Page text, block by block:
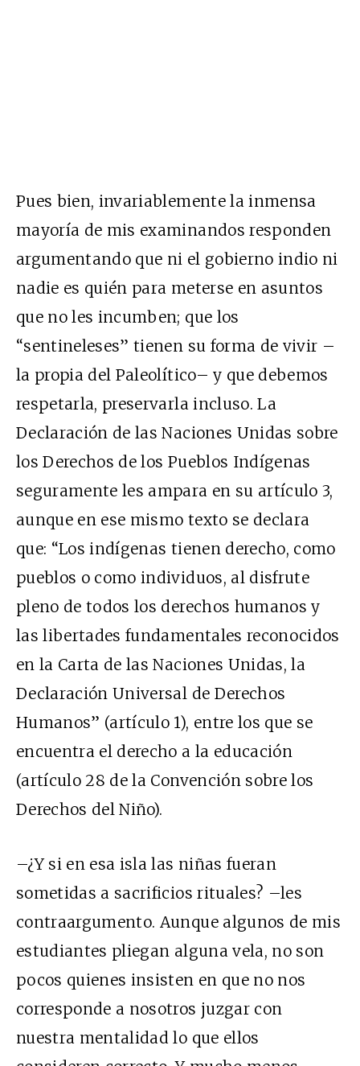
Pues bien, invariablemente la inmensa
mayoría de mis examinandos responden
argumentando que ni el gobierno indio ni
nadie es quién para meterse en asuntos
que no les incumben; que los
“sentineleses” tienen su forma de vivir –
la propia del Paleolítico– y que debemos
respetarla, preservarla incluso. La
Declaración de las Naciones Unidas sobre
los Derechos de los Pueblos Indígenas
seguramente les ampara en su artículo 3,
aunque en ese mismo texto se declara
que: “Los indígenas tienen derecho, como
pueblos o como individuos, al disfrute
pleno de todos los derechos humanos y
las libertades fundamentales reconocidos
en la Carta de las Naciones Unidas, la
Declaración Universal de Derechos
Humanos” (artículo 1), entre los que se
encuentra el derecho a la educación
(artículo 28 de la Convención sobre los
Derechos del Niño).
–¿Y si en esa isla las niñas fueran
sometidas a sacrificios rituales? –les
contraargumento. Aunque algunos de mis
estudiantes pliegan alguna vela, no son
pocos quienes insisten en que no nos
corresponde a nosotros juzgar con
nuestra mentalidad lo que ellos